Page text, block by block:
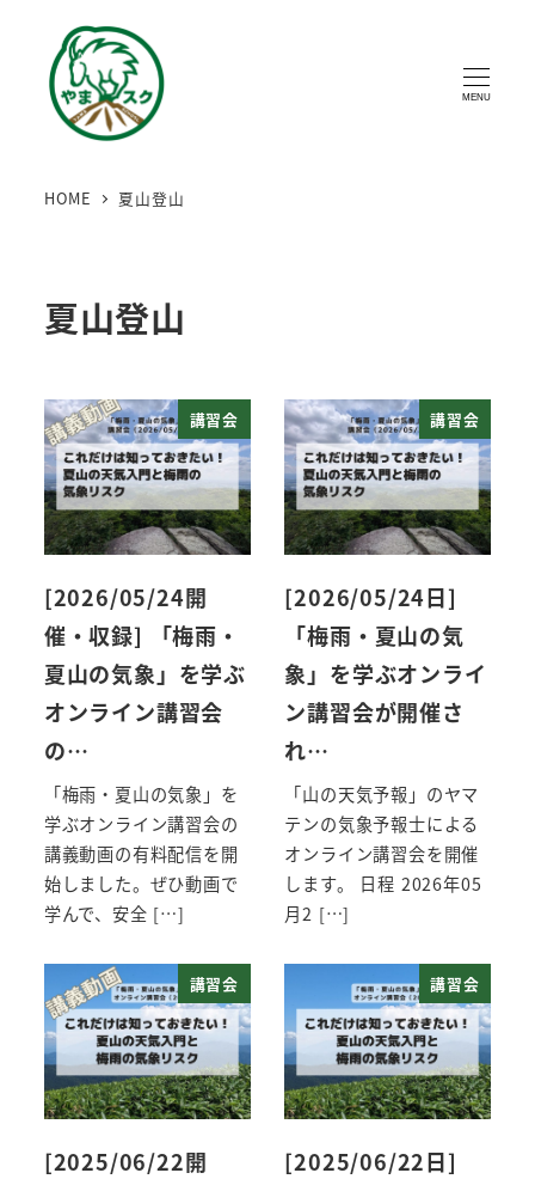
MENU
HOME 夏山登山
夏山登山
講習会
[2026/05/24開
催・収録] 「梅雨・
夏山の気象」を学ぶ
オンライン講習会
の…
「梅雨・夏山の気象」を
学ぶオンライン講習会の
講義動画の有料配信を開
始しました。ぜひ動画で
学んで、安全 […]
講習会
[2026/05/24日]
「梅雨・夏山の気
象」を学ぶオンライ
ン講習会が開催さ
れ…
「山の天気予報」のヤマ
テンの気象予報士による
オンライン講習会を開催
します。 日程 2026年05
月2 […]
講習会
[2025/06/22開
講習会
[2025/06/22日]